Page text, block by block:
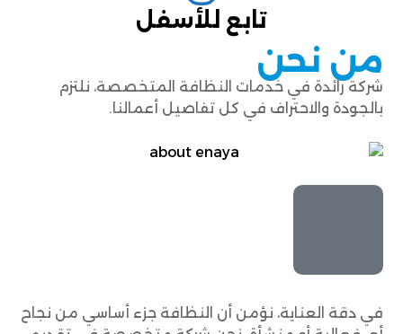
تابع للأسفل
من نحن
شركة رائدة في خدمات النظافة المتخصصة، نلتزم
بالجودة والاحتراف في كل تفاصيل أعمالنا.
في دقة العناية، نؤمن أن النظافة جزء أساسي من نجاح